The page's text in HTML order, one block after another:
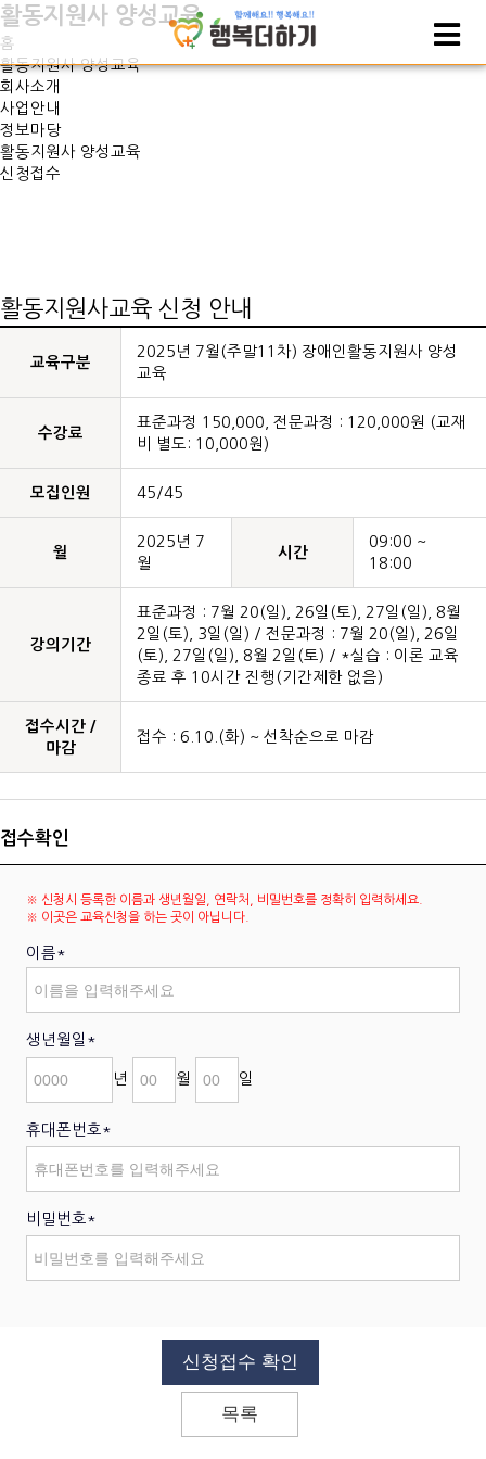
활동지원사 양성교육
홈
활동지원사 양성교육
회사소개
사업안내
정보마당
활동지원사 양성교육
신청접수
활동지원사교육 신청 안내
교육구분
2025년 7월(주말11차) 장애인활동지원사 양성
교육
수강료
표준과정 150,000, 전문과정 : 120,000원 (교재
비 별도: 10,000원)
모집인원 45/45
월
2025년 7
월
시간
09:00 ~
18:00
강의기간
표준과정 : 7월 20(일), 26일(토), 27일(일), 8월
2일(토), 3일(일) / 전문과정 : 7월 20(일), 26일
(토), 27일(일), 8월 2일(토) / *실습 : 이론 교육
종료 후 10시간 진행(기간제한 없음)
접수시간 /
마감
접수 : 6.10.(화) ~ 선착순으로 마감
접수확인
※ 신청시 등록한 이름과 생년월일, 연락처, 비밀번호를 정확히 입력하세요.
※ 이곳은 교육신청을 하는 곳이 아닙니다.
이름*
생년월일*
년 월 일
휴대폰번호*
비밀번호*
신청접수 확인
목록